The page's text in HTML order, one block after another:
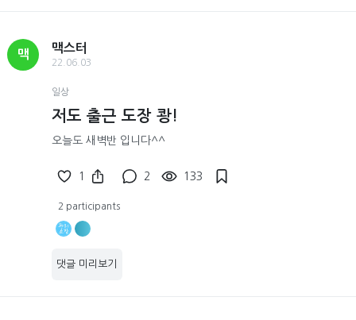
맥
맥스터
22.06.03
일상
저도 출근 도장 쾅!
오늘도 새벽반 입니다^^
1 2 133
2 participants
댓글 미리보기